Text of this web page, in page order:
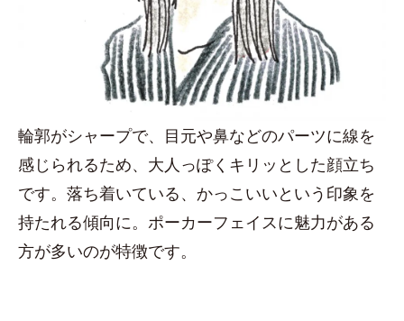
輪郭がシャープで、目元や鼻などのパーツに線を
感じられるため、大人っぽくキリッとした顔立ち
です。落ち着いている、かっこいいという印象を
持たれる傾向に。ポーカーフェイスに魅力がある
方が多いのが特徴です。